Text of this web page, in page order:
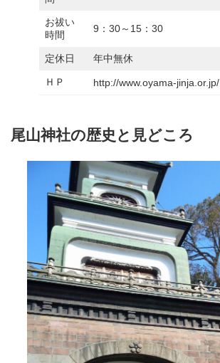
お祓い
時間
9：30～15：30
定休日 年中無休
ＨＰ http://www.oyama-jinja.or.jp/
尾山神社の歴史と見どころ